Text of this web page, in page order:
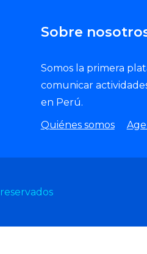
Sobre
Somos la primera
comunicar
en Perú.
Quiénes somos